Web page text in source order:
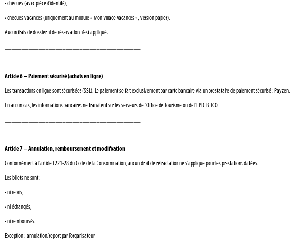
•chèques (avec pièce d’identité),
•chèques vacances (uniquement au module « Mon Village Vacances », version papier).
Aucun frais de dossier ni de réservation n’est appliqué.
Article 6 – Paiement sécurisé (achats en ligne)
Les transactions en ligne sont sécurisées (SSL). Le paiement se fait exclusivement par carte bancaire via un prestataire de paiement sécurisé : Payzen.
En aucun cas, les informations bancaires ne transitent sur les serveurs de l’Office de Tourisme ou de l’EPIC BELCO.
Article 7 – Annulation, remboursement et modification
Conformément à l’article L221-28 du Code de la Consommation, aucun droit de rétractation ne s’applique pour les prestations datées.
Les billets ne sont :
•ni repris,
•ni échangés,
•ni remboursés.
Exception : annulation/report par l’organisateur